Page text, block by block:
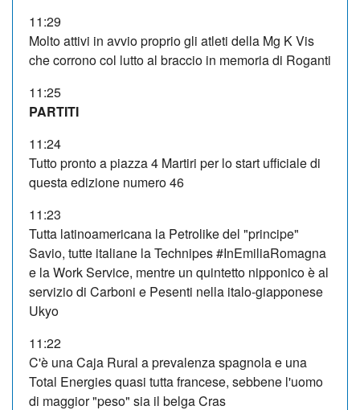
11:29
Molto attivi in avvio proprio gli atleti della Mg K Vis
che corrono col lutto al braccio in memoria di Roganti
11:25
PARTITI
11:24
Tutto pronto a piazza 4 Martiri per lo start ufficiale di
questa edizione numero 46
11:23
Tutta latinoamericana la Petrolike del "principe"
Savio, tutte italiane la Technipes #InEmiliaRomagna
e la Work Service, mentre un quintetto nipponico è al
servizio di Carboni e Pesenti nella italo-giapponese
Ukyo
11:22
C'è una Caja Rural a prevalenza spagnola e una
Total Energies quasi tutta francese, sebbene l'uomo
di maggior "peso" sia il belga Cras